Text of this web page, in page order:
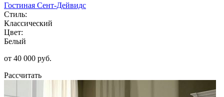
Гостиная Сент-Дейвидс
Стиль:
Классический
Цвет:
Белый
от 40 000 руб.
Рассчитать